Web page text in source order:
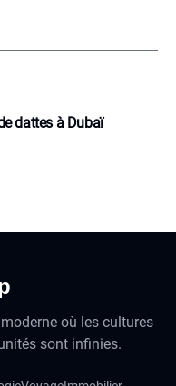
dattes à Dubaï
où les cultures
sont infinies.